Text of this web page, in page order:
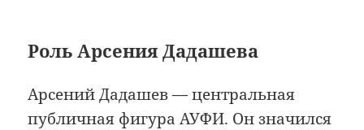
Роль Арсения Дадашева
Арсений Дадашев — центральная
публичная фигура АУФИ. Он значился